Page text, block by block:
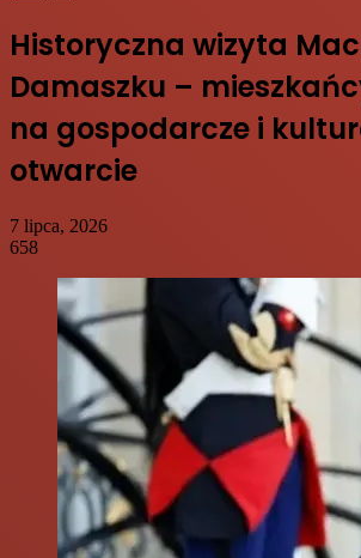
Historyczna wizyta
Damaszku –
na gospodarcze i
otwarcie
7 lipca, 2026
658